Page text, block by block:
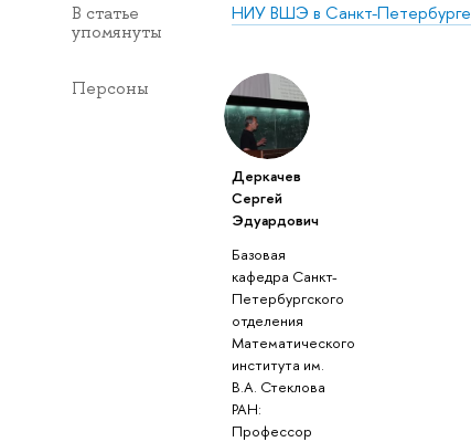
В статье
упомянуты
НИУ ВШЭ в Санкт-Петербурге
Персоны
Деркачев
Сергей
Эдуардович
Базовая
кафедра Санкт-
Петербургского
отделения
Математического
института им.
В.А. Стеклова
РАН:
Профессор